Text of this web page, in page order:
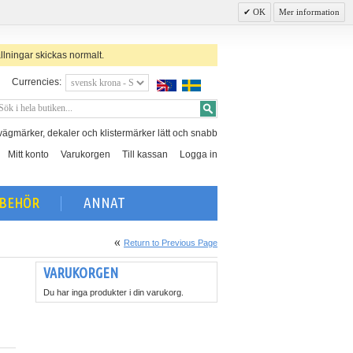
OK Mer information
skickas normalt.
Currencies:
dekaler och klistermärker lätt och snabb
Mitt konto
Varukorgen Till kassan Logga in
ANNAT
Return to Previous Page
VARUKORGEN
Du har inga produkter i din varukorg.